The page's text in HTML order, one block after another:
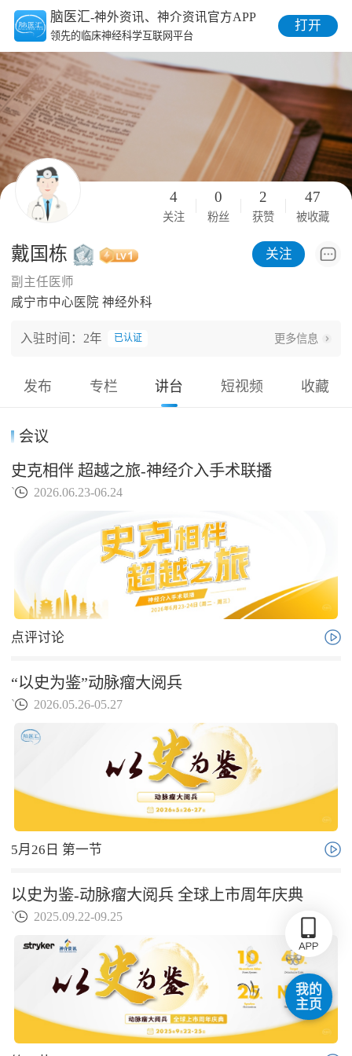
脑医汇-神外资讯、神介资讯官方APP
领先的临床神经科学互联网平台
打开
4
关注
0
粉丝
2
获赞
47
被收藏
戴国栋 关注
副主任医师
咸宁市中心医院 神经外科
入驻时间：2年 已认证 更多信息
发布 专栏 讲台 短视频 收藏
会议
史克相伴 超越之旅-神经介入手术联播
` 2026.06.23-06.24
点评讨论
“以史为鉴”动脉瘤大阅兵
` 2026.05.26-05.27
5月26日 第一节
以史为鉴-动脉瘤大阅兵 全球上市周年庆典
` 2025.09.22-09.25
我的
主页